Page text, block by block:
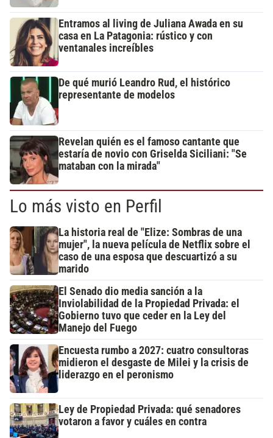
Entramos al living de Juliana Awada en su
casa en La Patagonia: rústico y con
ventanales increíbles
De qué murió Leandro Rud, el histórico
representante de modelos
Revelan quién es el famoso cantante que
estaría de novio con Griselda Siciliani: "Se
mataban con la mirada"
Lo más visto en Perfil
La historia real de "Elize: Sombras de una
mujer", la nueva película de Netflix sobre el
caso de una esposa que descuartizó a su
marido
El Senado dio media sanción a la
Inviolabilidad de la Propiedad Privada: el
Gobierno tuvo que ceder en la Ley del
Manejo del Fuego
Encuesta rumbo a 2027: cuatro consultoras
midieron el desgaste de Milei y la crisis de
liderazgo en el peronismo
Ley de Propiedad Privada: qué senadores
votaron a favor y cuáles en contra